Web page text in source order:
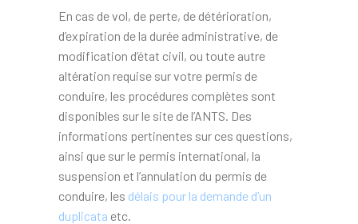
En cas de vol, de perte, de détérioration,
d’expiration de la durée administrative, de
modification d’état civil, ou toute autre
altération requise sur votre permis de
conduire, les procédures complètes sont
disponibles sur le site de l’ANTS. Des
informations pertinentes sur ces questions,
ainsi que sur le permis international, la
suspension et l’annulation du permis de
conduire, les délais pour la demande d’un
duplicata etc.